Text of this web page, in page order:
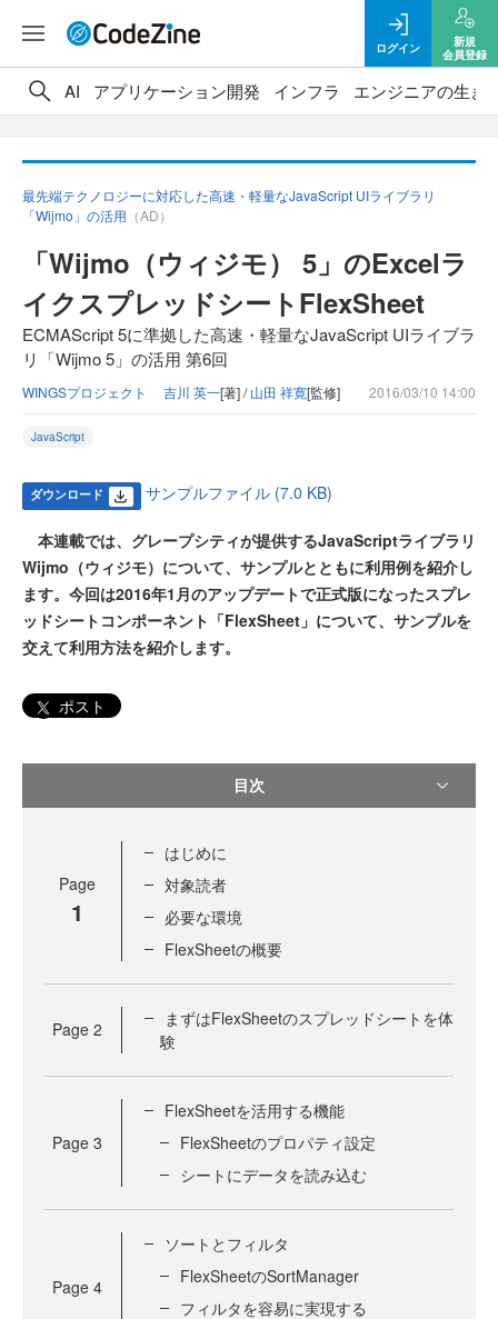
ログイン
新規
会員登録
AI アプリケーション開発 インフラ エンジニアの生き
最先端テクノロジーに対応した高速・軽量なJavaScript UIライブラリ
「Wijmo」の活用 （AD）
「Wijmo（ウィジモ） 5」のExcelラ
イクスプレッドシートFlexSheet
ECMAScript 5に準拠した高速・軽量なJavaScript UIライブラ
リ「Wijmo 5」の活用 第6回
WINGSプロジェクト 吉川 英一[著] /山田 祥寛[監修] 2016/03/10 14:00
JavaScript
ダウンロード サンプルファイル (7.0 KB)
本連載では、グレープシティが提供するJavaScriptライブラリ
Wijmo（ウィジモ）について、サンプルとともに利用例を紹介し
ます。今回は2016年1月のアップデートで正式版になったスプレ
ッドシートコンポーネント「FlexSheet」について、サンプルを
交えて利用方法を紹介します。
ポスト
目次
Page
1
はじめに
対象読者
必要な環境
FlexSheetの概要
Page 2
まずはFlexSheetのスプレッドシートを体
験
Page 3
FlexSheetを活用する機能
FlexSheetのプロパティ設定
シートにデータを読み込む
Page 4
ソートとフィルタ
FlexSheetのSortManager
フィルタを容易に実現する